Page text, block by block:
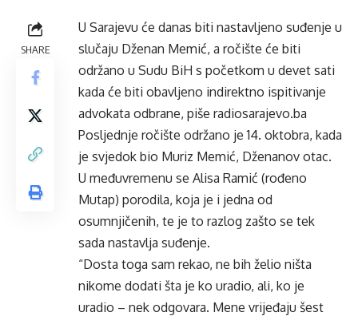
SHARE
U Sarajevu će danas biti nastavljeno suđenje u
slučaju Dženan Memić, a ročište će biti
održano u Sudu BiH s početkom u devet sati
kada će biti obavljeno indirektno ispitivanje
advokata odbrane, piše radiosarajevo.ba
Posljednje ročište održano je 14. oktobra, kada
je svjedok bio Muriz Memić, Dženanov otac.
U međuvremenu se Alisa Ramić (rođeno
Mutap) porodila, koja je i jedna od
osumnjičenih, te je to razlog zašto se tek
sada nastavlja suđenje.
“Dosta toga sam rekao, ne bih želio ništa
nikome dodati šta je ko uradio, ali, ko je
uradio – nek odgovara. Mene vrijeđaju šest